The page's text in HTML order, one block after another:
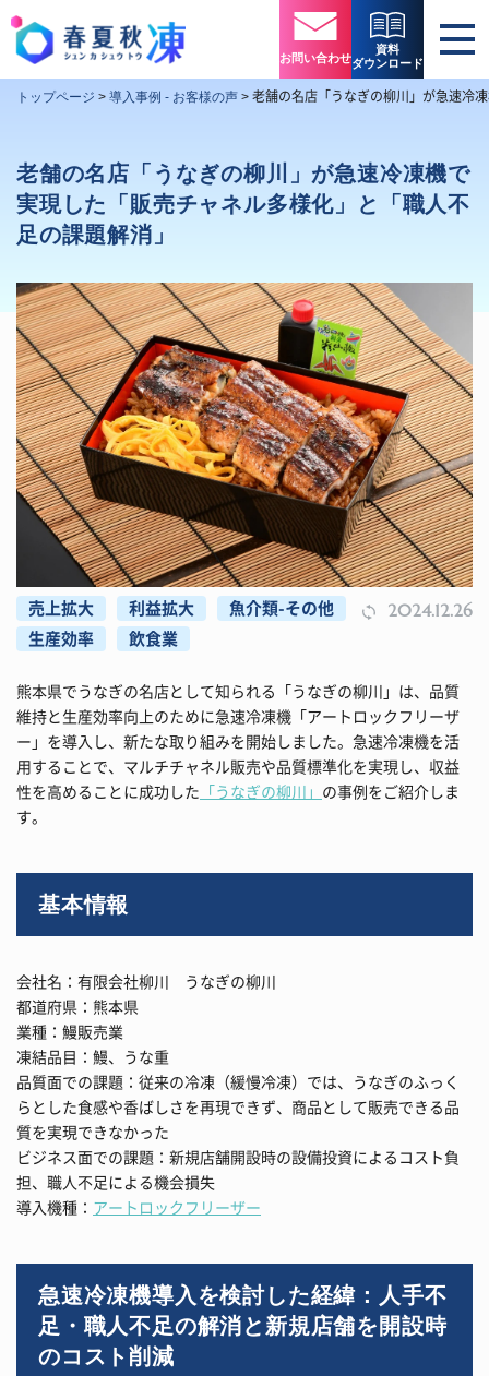
お問い合わせ
資料
ダウンロード
トップページ > 導入事例 - お客様の声 > 老舗の名店「うなぎの柳川」が急速冷
老舗の名店「うなぎの柳川」が急速冷凍機で
実現した「販売チャネル多様化」と「職人不
足の課題解消」
売上拡大 利益拡大
魚介類-その他
生産効率
飲食業
2024.12.26
熊本県でうなぎの名店として知られる「うなぎの柳川」は、品質
維持と生産効率向上のために急速冷凍機「アートロックフリーザ
ー」を導入し、新たな取り組みを開始しました。急速冷凍機を活
用することで、マルチチャネル販売や品質標準化を実現し、収益
性を高めることに成功した 「うなぎの柳川」 の事例をご紹介しま
す。
基本情報
会社名：有限会社柳川 うなぎの柳川
都道府県：熊本県
業種：鰻販売業
凍結品目：鰻、うな重
品質面での課題：従来の冷凍（緩慢冷凍）では、うなぎのふっく
らとした食感や香ばしさを再現できず、商品として販売できる品
質を実現できなかった
ビジネス面での課題：新規店舗開設時の設備投資によるコスト負
担、職人不足による機会損失
導入機種： アートロックフリーザー
急速冷凍機導入を検討した経緯：人手不
足・職人不足の解消と新規店舗を開設時
のコスト削減